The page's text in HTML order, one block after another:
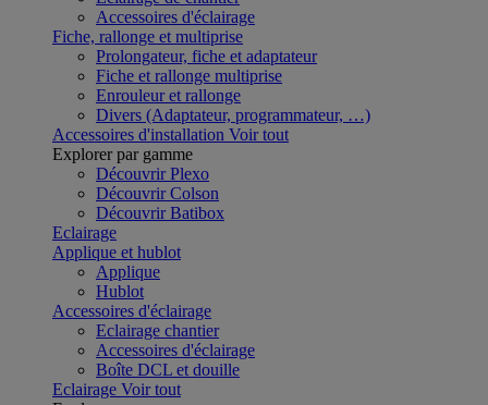
Accessoires d'éclairage
Fiche, rallonge et multiprise
Prolongateur, fiche et adaptateur
Fiche et rallonge multiprise
Enrouleur et rallonge
Divers (Adaptateur, programmateur, …)
Accessoires d'installation Voir tout
Explorer par gamme
Découvrir Plexo
Découvrir Colson
Découvrir Batibox
Eclairage
Applique et hublot
Applique
Hublot
Accessoires d'éclairage
Eclairage chantier
Accessoires d'éclairage
Boîte DCL et douille
Eclairage Voir tout